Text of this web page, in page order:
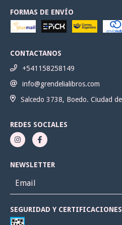
FORMAS DE ENVÍO
CONTACTANOS
+541158258149
info@grendelialibros.com
Salcedo 3738, Boedo. Ciudad
REDES SOCIALES
NEWSLETTER
SEGURIDAD Y CERTIFICACIONES